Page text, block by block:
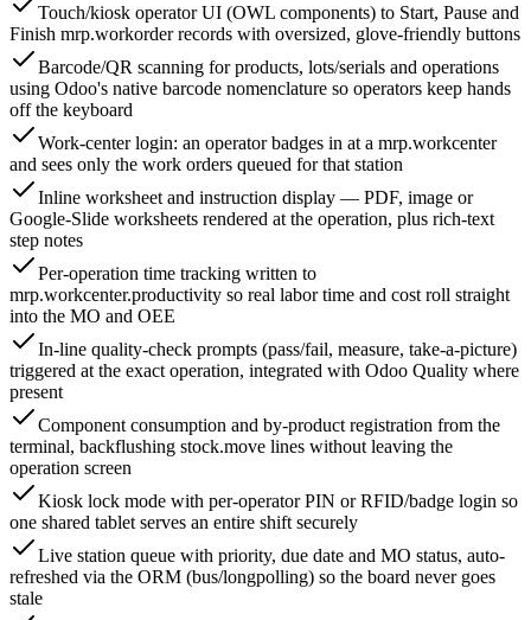
Touch/kiosk operator UI (OWL components) to Start, Pause and
Finish mrp.workorder records with oversized, glove-friendly buttons
Barcode/QR scanning for products, lots/serials and operations
using Odoo's native barcode nomenclature so operators keep hands
off the keyboard
Work-center login: an operator badges in at a mrp.workcenter
and sees only the work orders queued for that station
Inline worksheet and instruction display — PDF, image or
Google-Slide worksheets rendered at the operation, plus rich-text
step notes
Per-operation time tracking written to
mrp.workcenter.productivity so real labor time and cost roll straight
into the MO and OEE
In-line quality-check prompts (pass/fail, measure, take-a-picture)
triggered at the exact operation, integrated with Odoo Quality where
present
Component consumption and by-product registration from the
terminal, backflushing stock.move lines without leaving the
operation screen
Kiosk lock mode with per-operator PIN or RFID/badge login so
one shared tablet serves an entire shift securely
Live station queue with priority, due date and MO status, auto-
refreshed via the ORM (bus/longpolling) so the board never goes
stale